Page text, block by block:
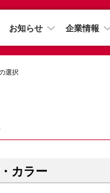
お知らせ 企業情報
選択
カラー